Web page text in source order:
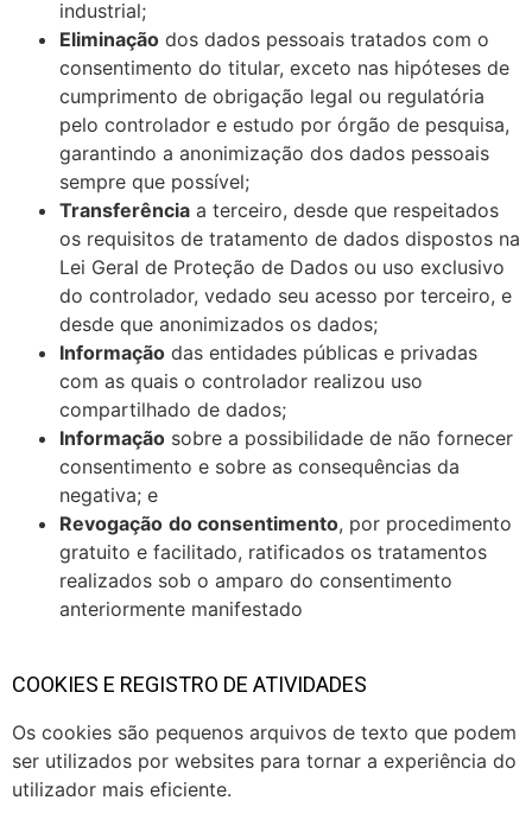
industrial;
Eliminação dos dados pessoais tratados com o
consentimento do titular, exceto nas hipóteses de
cumprimento de obrigação legal ou regulatória
pelo controlador e estudo por órgão de pesquisa,
garantindo a anonimização dos dados pessoais
sempre que possível;
Transferência a terceiro, desde que respeitados
os requisitos de tratamento de dados dispostos na
Lei Geral de Proteção de Dados ou uso exclusivo
do controlador, vedado seu acesso por terceiro, e
desde que anonimizados os dados;
Informação das entidades públicas e privadas
com as quais o controlador realizou uso
compartilhado de dados;
Informação sobre a possibilidade de não fornecer
consentimento e sobre as consequências da
negativa; e
Revogação do consentimento, por procedimento
gratuito e facilitado, ratificados os tratamentos
realizados sob o amparo do consentimento
anteriormente manifestado
COOKIES E REGISTRO DE ATIVIDADES
Os cookies são pequenos arquivos de texto que podem
ser utilizados por websites para tornar a experiência do
utilizador mais eficiente.